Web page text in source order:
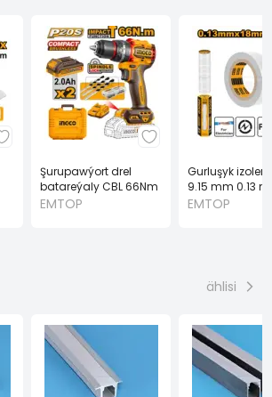
Şurupawýort drel
batareýaly CBL 66Nm
2.0Ah 2PES A20V
EMTOP
Gurluşyk
9.15 mm 0.13
(INGCO)
EMTOP
ählisi